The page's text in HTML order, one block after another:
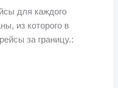
для каждого
из которого в
за границу.: